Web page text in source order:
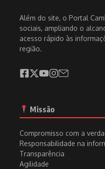
Além do site, o Portal
sociais, ampliando o
acesso rápido às
região.
Missão
Compromisso com a
Responsabilidade na
Transparência
Agilidade